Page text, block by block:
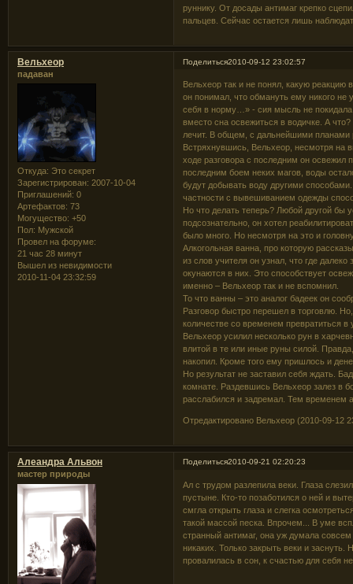
руннику. От досады антимаг крепко
пальцев. Сейчас остается лишь
Поделиться2010-09-12 23:02:57
Вельхеор
падаван
Откуда: Это секрет
Зарегистрирован: 2007-10-04
Приглашений: 0
Артефактов: 73
Могущество: +50
Пол: Мужской
Провел на форуме:
21 час 28 минут
Вышел из невидимости
2010-11-04 23:32:59
Вельхеор так и не понял, какую реакцию
он понимал, что обмануть ему никого не
себя в норму…» - сия мысль не покидала
вместо сна освежиться в водичке. А
лечит. В общем, с дальнейшими планами
Встряхнувшись, Вельхеор, несмотря на
ходе разговора с последним он освежил
последним боем неких магов, воды
будут добывать воду другими
частности с вывешиванием одежды
Но что делать теперь? Любой другой бы
подсознательно, он хотел
было много. Но несмотря на это и
Алкогольная ванна, про которую
из слов учителя он узнал, что где
окунаются в них. Это способствует
именно – Вельхеор так и не вспомнил.
То что ванны – это аналог бадеек он
Разговор быстро перешел в торговлю.
количестве со временем превратиться в
Вельхеор усилил несколько рун в
влитой в те или иные руны силой.
накопил. Кроме того ему пришлось и
Но результат не заставил себя ждать.
комнате. Раздевшись Вельхеор залез в
расслабился и задремал. Тем временем
Отредактировано Вельхеор (2010-09-12
Поделиться2010-09-21 02:20:23
Алеандра Альвон
мастер природы
Ал с трудом разлепила веки. Глаза
пустыне. Кто-то позаботился о ней и
смгла открыть глаза и слегка
такой массой песка. Впрочем... В уме
странный антимаг, она уж думала
никаких. Только закрыть веки и
провалилась в сон, к счастью для себя